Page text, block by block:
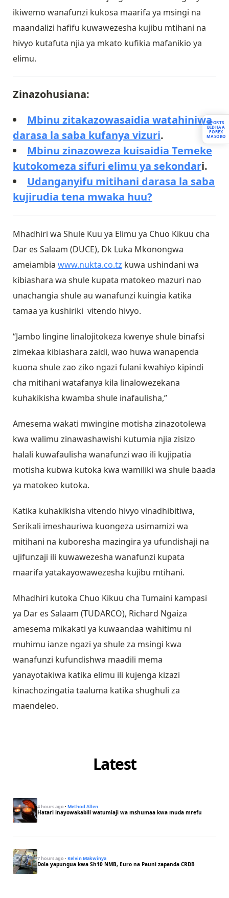
ikiwemo wanafunzi kukosa maarifa ya msingi na
maandalizi hafifu kuwawezesha kujibu mtihani na
hivyo kutafuta njia ya mkato kufikia mafanikio ya
elimu.
Zinazohusiana:
Mbinu zitakazowasaidia watahiniwa
darasa la saba kufanya vizuri.
Mbinu zinazoweza kuisaidia Temeke
kutokomeza sifuri elimu ya sekondari.
Udanganyifu mitihani darasa la saba
kujirudia tena mwaka huu?
Mhadhiri wa Shule Kuu ya Elimu ya Chuo Kikuu cha
Dar es Salaam (DUCE), Dk Luka Mkonongwa
ameiambia www.nukta.co.tz kuwa ushindani wa
kibiashara wa shule kupata matokeo mazuri nao
unachangia shule au wanafunzi kuingia katika
tamaa ya kushiriki vitendo hivyo.
“Jambo lingine linalojitokeza kwenye shule binafsi
zimekaa kibiashara zaidi, wao huwa wanapenda
kuona shule zao ziko ngazi fulani kwahiyo kipindi
cha mitihani watafanya kila linalowezekana
kuhakikisha kwamba shule inafaulisha,”
Amesema wakati mwingine motisha zinazotolewa
kwa walimu zinawashawishi kutumia njia zisizo
halali kuwafaulisha wanafunzi wao ili kujipatia
motisha kubwa kutoka kwa wamiliki wa shule baada
ya matokeo kutoka.
Katika kuhakikisha vitendo hivyo vinadhibitiwa,
Serikali imeshauriwa kuongeza usimamizi wa
mitihani na kuboresha mazingira ya ufundishaji na
ujifunzaji ili kuwawezesha wanafunzi kupata
maarifa yatakayowawezesha kujibu mtihani.
Mhadhiri kutoka Chuo Kikuu cha Tumaini kampasi
ya Dar es Salaam (TUDARCO), Richard Ngaiza
amesema mikakati ya kuwaandaa wahitimu ni
muhimu ianze ngazi ya shule za msingi kwa
wanafunzi kufundishwa maadili mema
yanayotakiwa katika elimu ili kujenga kizazi
kinachozingatia taaluma katika shughuli za
maendeleo.
Latest
4 hours ago · Method Allen
Hatari inayowakabili watumiaji wa mshumaa kwa muda mrefu
7 hours ago · Kelvin Makwinya
Dola yapungua kwa Sh10 NMB, Euro na Pauni zapanda CRDB
SPORTS
BIDHAA
FOREX
MASOKO